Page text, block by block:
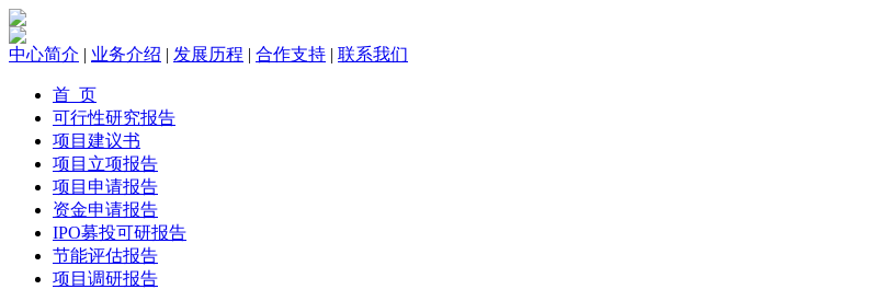
中心简介 | 业务介绍 | 发展历程 | 合作支持 | 联系我们
首 页
可行性研究报告
项目建议书
项目立项报告
项目申请报告
资金申请报告
IPO募投可研报告
节能评估报告
项目调研报告